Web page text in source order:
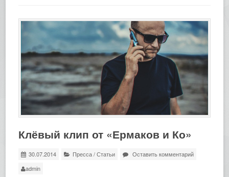
Клёвый клип от «Ермаков и Ко»
30.07.2014 Пресса/Статьи
Оставить комментарий
admin